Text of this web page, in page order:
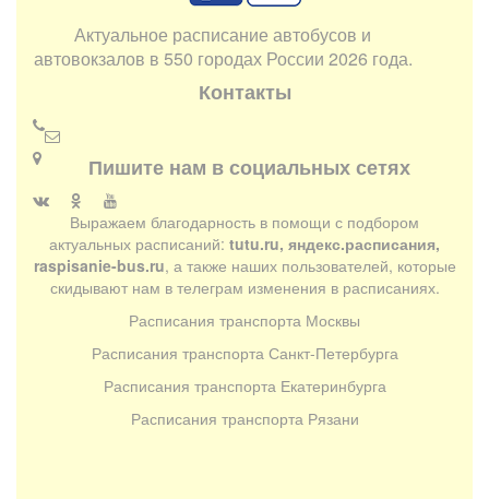
Актуальное расписание автобусов и
автовокзалов в 550 городах России 2026 года.
Контакты
Пишите нам в социальных сетях
Выражаем благодарность в помощи с подбором
актуальных расписаний: tutu.ru, яндекс.расписания,
raspisanie-bus.ru, а также наших пользователей, которые
скидывают нам в телеграм изменения в расписаниях.
Расписания транспорта Москвы
Расписания транспорта Санкт-Петербурга
Расписания транспорта Екатеринбурга
Расписания транспорта Рязани